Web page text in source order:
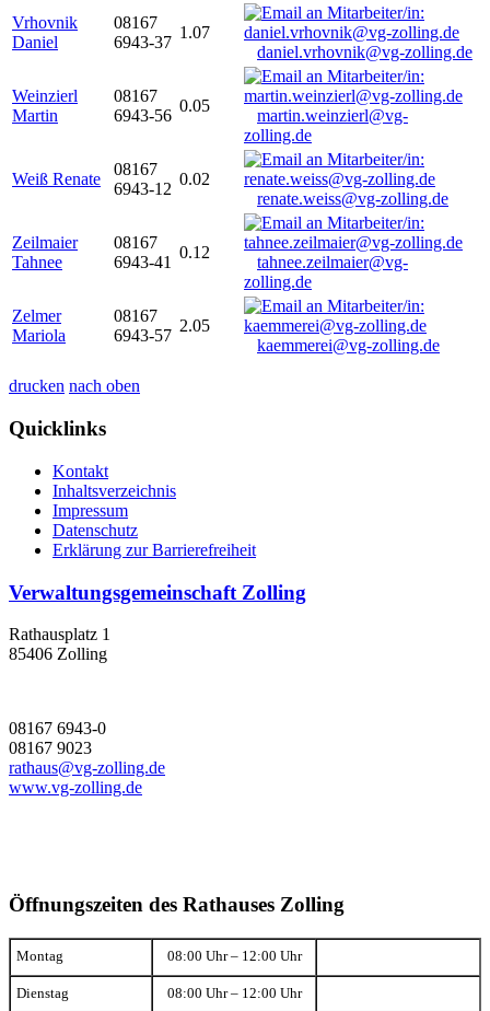
Vrhovnik
Daniel
08167
6943-37
1.07
daniel.vrhovnik@vg-zolling.de
Weinzierl
Martin
08167
6943-56
0.05
martin.weinzierl@vg-
zolling.de
Weiß Renate
08167
6943-12
0.02
renate.weiss@vg-zolling.de
Zeilmaier
Tahnee
08167
6943-41
0.12
tahnee.zeilmaier@vg-
zolling.de
Zelmer
Mariola
08167
6943-57
2.05
kaemmerei@vg-zolling.de
drucken nach oben
Quicklinks
Kontakt
Inhaltsverzeichnis
Impressum
Datenschutz
Erklärung zur Barrierefreiheit
Verwaltungsgemeinschaft Zolling
Rathausplatz 1
85406 Zolling
08167 6943-0
08167 9023
rathaus@vg-zolling.de
www.vg-zolling.de
Öffnungszeiten des Rathauses Zolling
Montag 08:00 Uhr – 12:00 Uhr
Dienstag 08:00 Uhr – 12:00 Uhr